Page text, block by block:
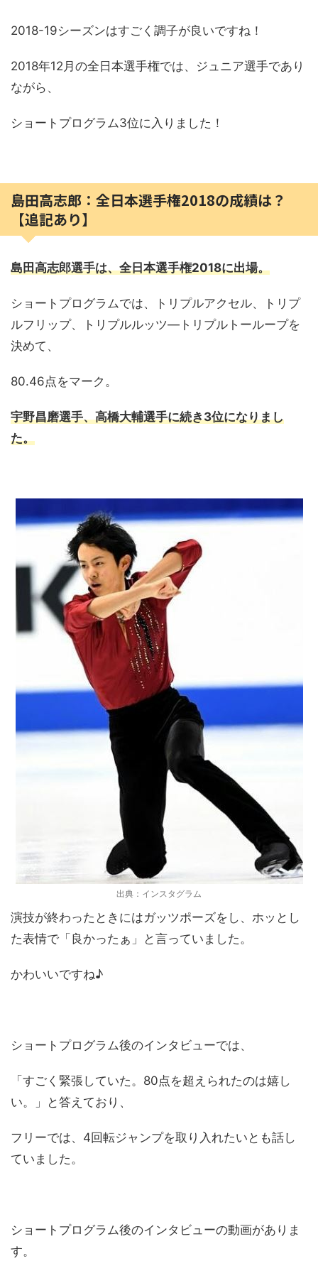
2018-19シーズンはすごく調子が良いですね！
2018年12月の全日本選手権では、ジュニア選手であり
ながら、
ショートプログラム3位に入りました！
島田高志郎：全日本選手権2018の成績は？
【追記あり】
島田高志郎選手は、全日本選手権2018に出場。
ショートプログラムでは、トリプルアクセル、トリプ
ルフリップ、トリプルルッツ—トリプルトーループを
決めて、
80.46点をマーク。
宇野昌磨選手、高橋大輔選手に続き3位になりまし
た。
出典：インスタグラム
演技が終わったときにはガッツポーズをし、ホッとし
た表情で「良かったぁ」と言っていました。
かわいいですね♪
ショートプログラム後のインタビューでは、
「すごく緊張していた。80点を超えられたのは嬉し
い。」と答えており、
フリーでは、4回転ジャンプを取り入れたいとも話し
ていました。
ショートプログラム後のインタビューの動画がありま
す。